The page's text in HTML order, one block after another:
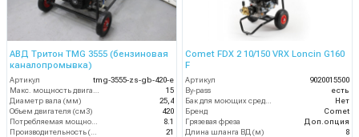
АВД Тритон TMG 3555 (бензиновая
каналопромывка)
Артикул
tmg-3555-zs-gb-420-e
15
Диаметр вала (мм)
25,4
Объем двигателя (см3)
420
8.1
21
Comet FDX 2 10/150 VRX Loncin G160
F
Артикул
9020015500
By-pass
есть
Нет
Бренд
Comet
Грязевая фреза
Доп.опция
Длина шланга ВД (м)
8